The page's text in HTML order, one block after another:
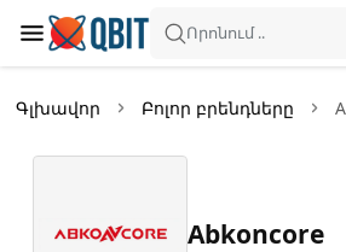
Որոնում ..
Գլխավոր Բոլոր բրենդները
Abkoncore
Զտիչներ